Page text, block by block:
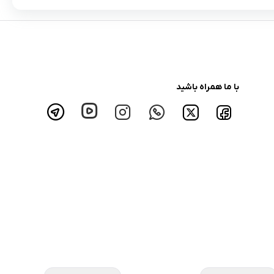
با ما همراه باشید